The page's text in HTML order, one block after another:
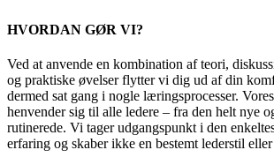
HVORDAN GØR VI?
Ved at anvende en kombination af teori,
og praktiske øvelser flytter vi dig ud af din
dermed sat gang i nogle læringsprocesser.
henvender sig til alle ledere – fra den helt nye
rutinerede. Vi tager udgangspunkt i den
erfaring og skaber ikke en bestemt lederstil